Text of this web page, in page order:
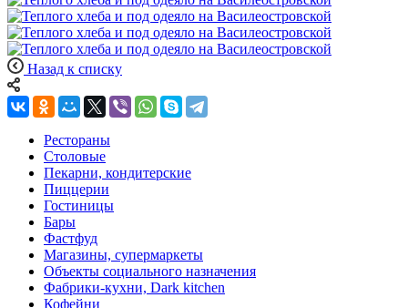
Назад к списку
Рестораны
Столовые
Пекарни, кондитерские
Пиццерии
Гостиницы
Бары
Фастфуд
Магазины, супермаркеты
Объекты социального назначения
Фабрики-кухни, Dark kitchen
Кофейни